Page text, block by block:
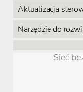
Aktualizacja
Narzędzie do
Sieć